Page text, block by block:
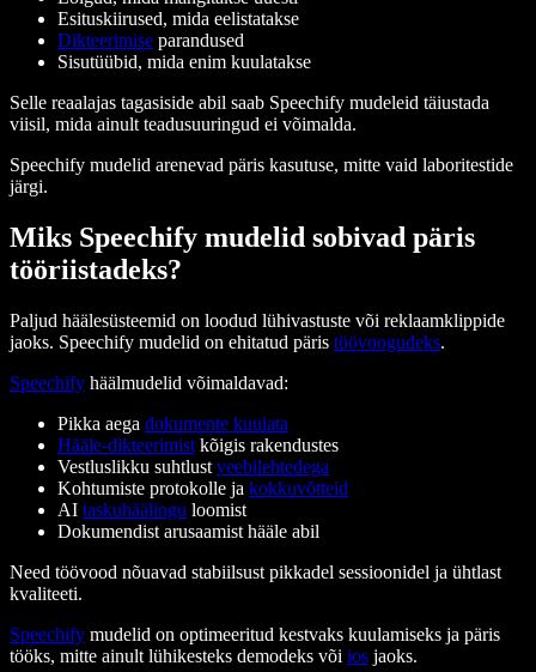
Esituskiirused, mida eelistatakse
Dikteerimise parandused
Sisutüübid, mida enim kuulatakse
Selle reaalajas tagasiside abil saab Speechify mudeleid täiustada
viisil, mida ainult teadusuuringud ei võimalda.
Speechify mudelid arenevad päris kasutuse, mitte vaid laboritestide
järgi.
Miks Speechify mudelid sobivad päris
tööriistadeks?
Paljud häälesüsteemid on loodud lühivastuste või reklaamklippide
jaoks. Speechify mudelid on ehitatud päris töövoogudeks.
Speechify häälmudelid võimaldavad:
Pikka aega dokumente kuulata
Hääle-dikteerimist kõigis rakendustes
Vestluslikku suhtlust veebilehtedega
Kohtumiste protokolle ja kokkuvõtteid
AI taskuhäälingu loomist
Dokumendist arusaamist hääle abil
Need töövood nõuavad stabiilsust pikkadel sessioonidel ja ühtlast
kvaliteeti.
Speechify mudelid on optimeeritud kestvaks kuulamiseks ja päris
tööks, mitte ainult lühikesteks demodeks või ios jaoks.